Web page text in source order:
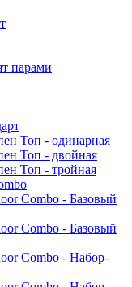
парами
Топ - одинарная
Топ - двойная
Топ - тройная
Combo - Базовый
Combo - Базовый
Combo - Набор-